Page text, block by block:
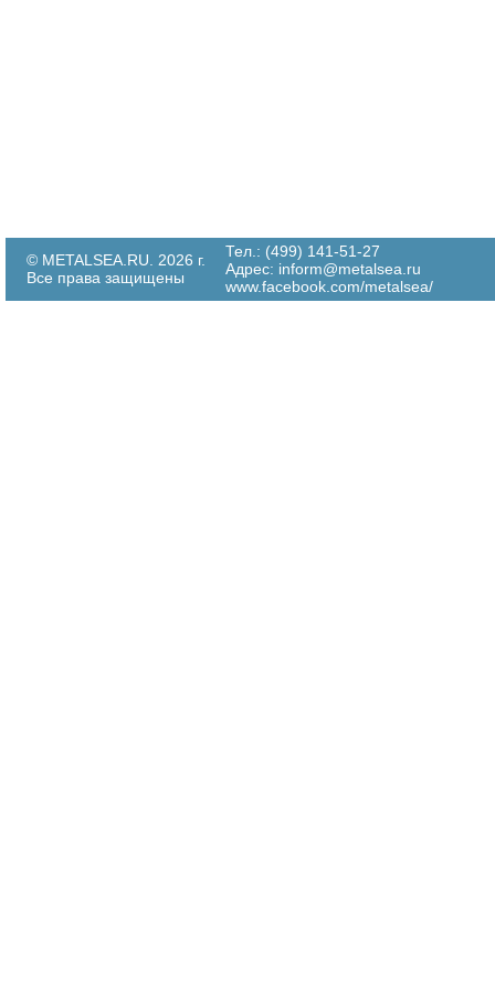
© METALSEA.RU. 2026 г.
Все права защищены
Тел.: (499) 141-51-27
Адрес: inform@metalsea.ru
www.facebook.com/metalsea/